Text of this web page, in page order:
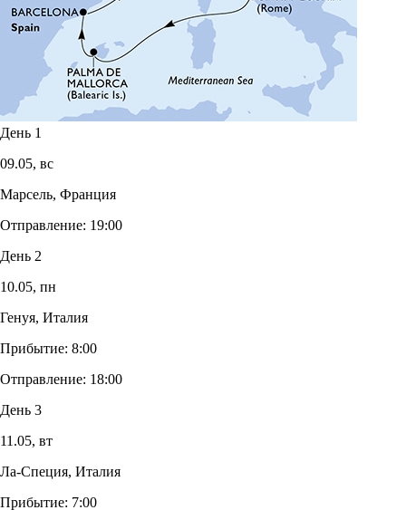
День 1
09.05, вс
Марсель, Франция
Отправление: 19:00
День 2
10.05, пн
Генуя, Италия
Прибытие: 8:00
Отправление: 18:00
День 3
11.05, вт
Ла-Специя, Италия
Прибытие: 7:00